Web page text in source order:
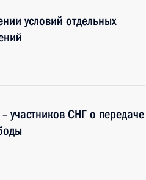
условий отдельных
участников СНГ о передаче